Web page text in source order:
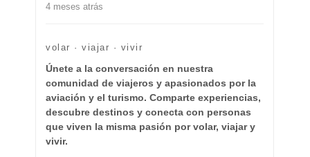
4 meses atrás
volar · viajar · vivir
Únete a la conversación en nuestra
comunidad de viajeros y apasionados por la
aviación y el turismo. Comparte experiencias,
descubre destinos y conecta con personas
que viven la misma pasión por volar, viajar y
vivir.